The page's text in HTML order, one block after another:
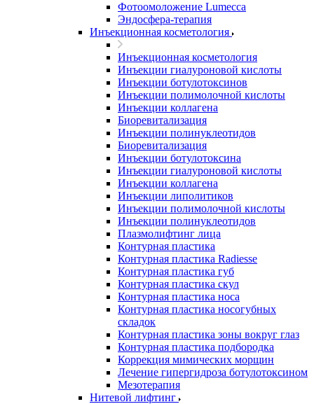
Фотоомоложение Lumecca
Эндосфера-терапия
Инъекционная косметология
Инъекционная косметология
Инъекции гиалуроновой кислоты
Инъекции ботулотоксинов
Инъекции полимолочной кислоты
Инъекции коллагена
Биоревитализация
Инъекции полинуклеотидов
Биоревитализация
Инъекции ботулотоксина
Инъекции гиалуроновой кислоты
Инъекции коллагена
Инъекции липолитиков
Инъекции полимолочной кислоты
Инъекции полинуклеотидов
Плазмолифтинг лица
Контурная пластика
Контурная пластика Radiesse
Контурная пластика губ
Контурная пластика скул
Контурная пластика носа
Контурная пластика носогубных
складок
Контурная пластика зоны вокруг глаз
Контурная пластика подбородка
Коррекция мимических морщин
Лечение гипергидроза ботулотоксином
Мезотерапия
Нитевой лифтинг